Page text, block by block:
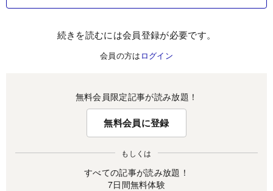
続きを読むには会員登録が必要です。
会員の方は ログイン
無料会員限定記事が読み放題！
無料会員に登録
もしくは
すべての記事が読み放題！
7日間無料体験